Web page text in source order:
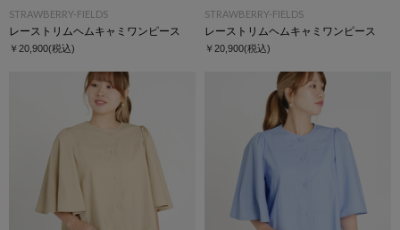
STRAWBERRY-FIELDS
レーストリムヘムキャミワンピース
￥20,900(税込)
STRAWBERRY-FIELDS
レーストリムヘムキャミワンピース
￥20,900(税込)